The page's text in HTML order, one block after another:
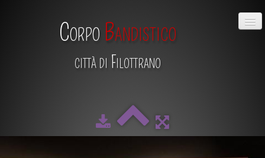
Corpo Bandistico
città di Filottrano
CHI SIAMO